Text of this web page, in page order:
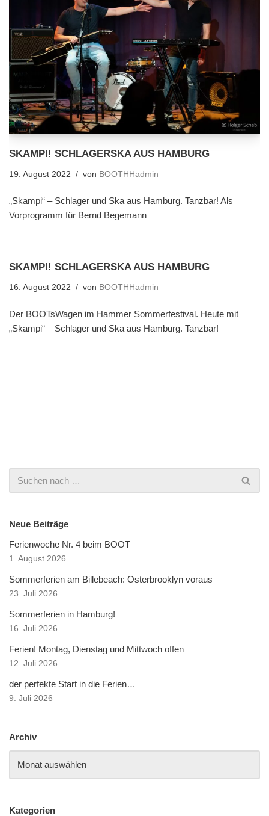
SKAMPI! SCHLAGERSKA AUS HAMBURG
19. August 2022 von BOOTHHadmin
„Skampi“ – Schlager und Ska aus Hamburg. Tanzbar! Als
Vorprogramm für Bernd Begemann
SKAMPI! SCHLAGERSKA AUS HAMBURG
16. August 2022 von BOOTHHadmin
Der BOOTsWagen im Hammer Sommerfestival. Heute mit
„Skampi“ – Schlager und Ska aus Hamburg. Tanzbar!
Neue Beiträge
Ferienwoche Nr. 4 beim BOOT
1. August 2026
Sommerferien am Billebeach: Osterbrooklyn voraus
23. Juli 2026
Sommerferien in Hamburg!
16. Juli 2026
Ferien! Montag, Dienstag und Mittwoch offen
12. Juli 2026
der perfekte Start in die Ferien…
9. Juli 2026
Archiv
Kategorien